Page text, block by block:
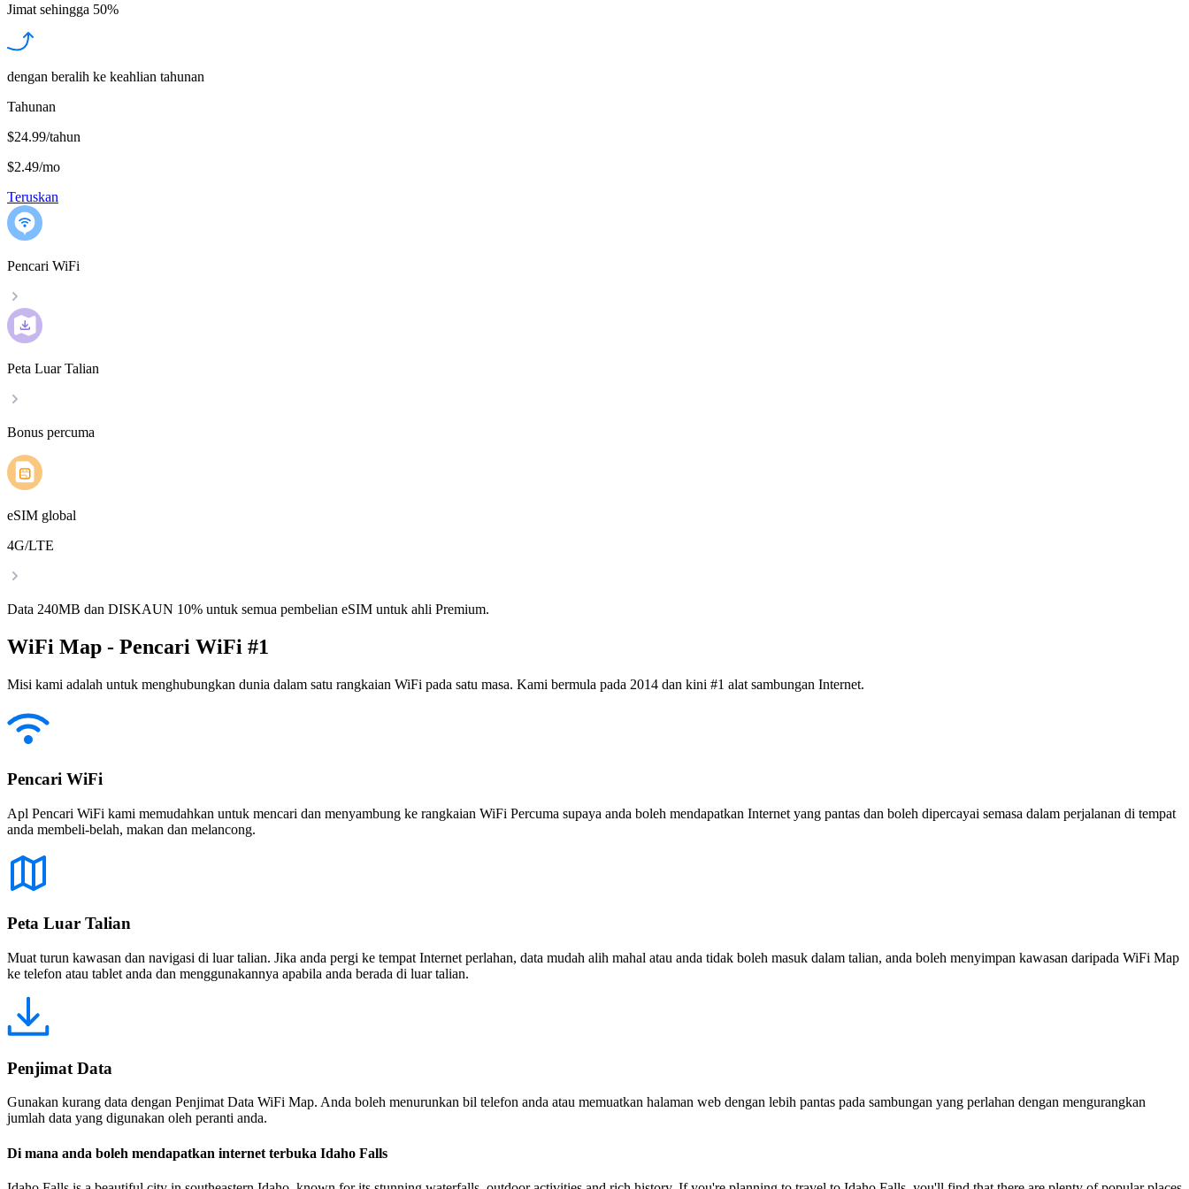
Jimat sehingga 50%
dengan beralih ke keahlian tahunan
Tahunan
$24.99/tahun
$2.49/mo
Teruskan
Pencari WiFi
Peta Luar Talian
Bonus percuma
eSIM global
4G/LTE
Data 240MB dan DISKAUN 10% untuk semua pembelian eSIM untuk ahli Premium.
WiFi Map - Pencari WiFi #1
Misi kami adalah untuk menghubungkan dunia dalam satu rangkaian WiFi pada satu masa. Kami bermula pada 2014 dan kini #1 alat sambungan Internet.
Pencari WiFi
Apl Pencari WiFi kami memudahkan untuk mencari dan menyambung ke rangkaian WiFi Percuma supaya anda boleh mendapatkan Internet yang pantas dan boleh dipercayai semasa dalam perjalanan di tempat
anda membeli-belah, makan dan melancong.
Peta Luar Talian
Muat turun kawasan dan navigasi di luar talian. Jika anda pergi ke tempat Internet perlahan, data mudah alih mahal atau anda tidak boleh masuk dalam talian, anda boleh menyimpan kawasan daripada WiFi Map
ke telefon atau tablet anda dan menggunakannya apabila anda berada di luar talian.
Penjimat Data
Gunakan kurang data dengan Penjimat Data WiFi Map. Anda boleh menurunkan bil telefon anda atau memuatkan halaman web dengan lebih pantas pada sambungan yang perlahan dengan mengurangkan
jumlah data yang digunakan oleh peranti anda.
Di mana anda boleh mendapatkan internet terbuka Idaho Falls